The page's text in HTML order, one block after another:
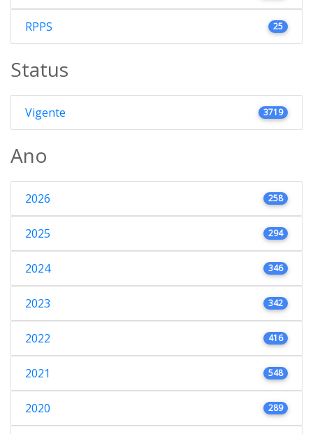
RPPS 25
Status
Vigente 3719
Ano
2026 258
2025 294
2024 346
2023 342
2022 416
2021 548
2020 289